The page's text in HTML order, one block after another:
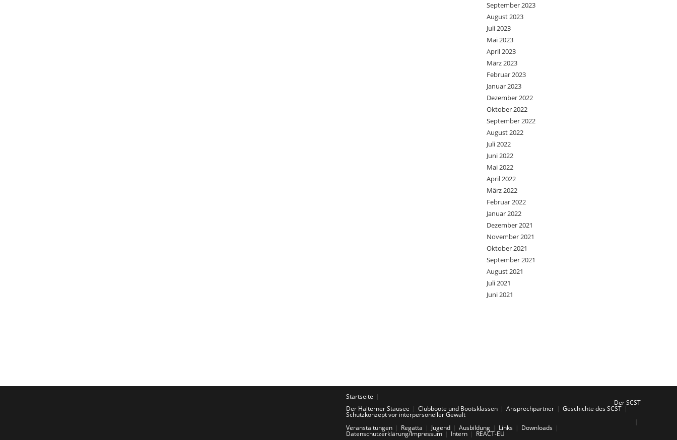
September 2023
August 2023
Juli 2023
Mai 2023
April 2023
März 2023
Februar 2023
Januar 2023
Dezember 2022
Oktober 2022
September 2022
August 2022
Juli 2022
Juni 2022
Mai 2022
April 2022
März 2022
Februar 2022
Januar 2022
Dezember 2021
November 2021
Oktober 2021
September 2021
August 2021
Juli 2021
Juni 2021
Startseite
Der SCST
Der Halterner Stausee Clubboote und Bootsklassen Ansprechpartner Geschichte des SCST
Schutzkonzept vor interpersoneller Gewalt
Veranstaltungen
Regatta Jugend Ausbildung Links Downloads
Datenschutzerklärung/Impressum Intern REACT-EU